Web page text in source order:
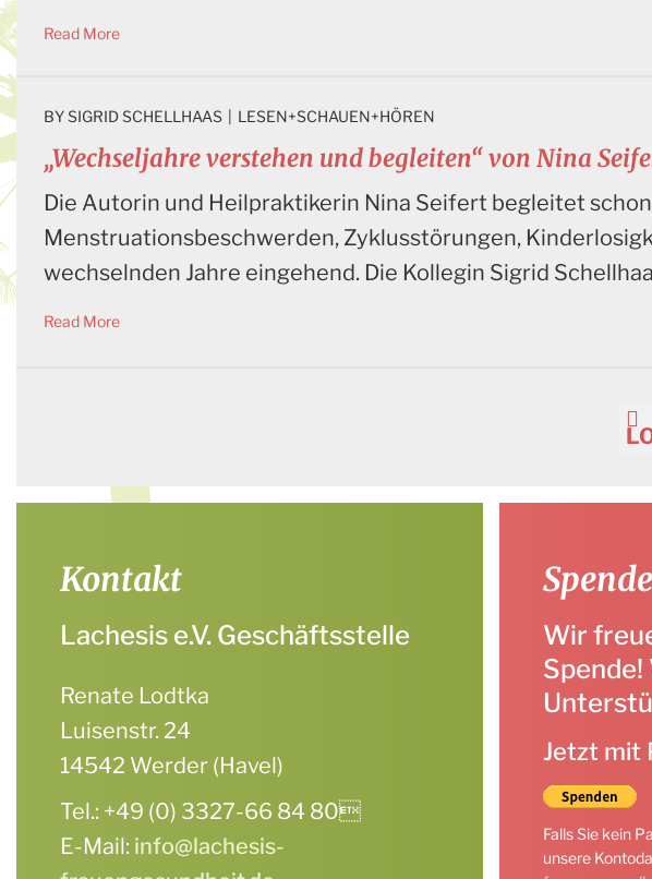
Read More
„Wechseljahre verstehen und begleiten“ von Nina
BY SIGRID SCHELLHAAS LESEN+SCHAUEN+HÖREN
Die Autorin und Heilpraktikerin Nina Seifert begleitet
Menstruationsbeschwerden, Zyklusstörungen,
wechselnden Jahre eingehend. Die Kollegin Sigrid
Read More
Kontakt
Lachesis e.V. Geschäftsstelle
Renate Lodtka
Luisenstr. 24
14542 Werder (Havel)
Tel.: +49 (0) 3327-66 84 80
E-Mail: info@lachesis-
Wir
Jetzt mit
Falls Sie kein
unsere